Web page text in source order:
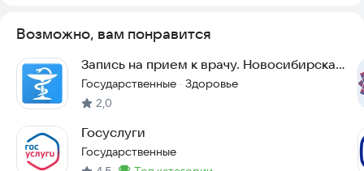
Возможно, вам понравится
Запись на прием к врачу. Новосибирская
область
Государственные · Здоровье
2,0
Госуслуги
Государственные